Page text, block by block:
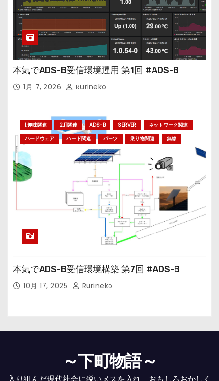
本気でADS-B受信環境運用 第1回 #ADS-B
1月 7, 2026 Rurineko
1.趣味関連 2.IT関連 ADS-B SERVER
ネットワーク関連
ハードウェア
ハード関連 パーツ 乗り物関連 無線
本気でADS-B受信環境構築 第7回 #ADS-B
10月 17, 2025 Rurineko
～下町物語～